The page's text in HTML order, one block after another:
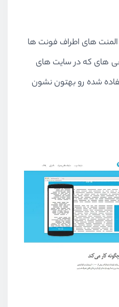
المنت های اطراف فونت ها
های که در سایت های
شده رو بهتون نشون